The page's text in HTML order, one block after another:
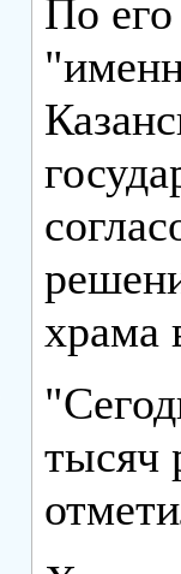
По его
храма
тысяч